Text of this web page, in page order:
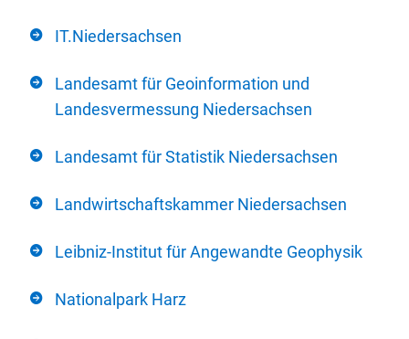
IT.Niedersachsen
Landesamt für Geoinformation und
Landesvermessung Niedersachsen
Landesamt für Statistik Niedersachsen
Landwirtschaftskammer Niedersachsen
Leibniz-Institut für Angewandte Geophysik
Nationalpark Harz